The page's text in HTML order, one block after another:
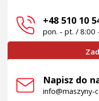
+48 510 10
pon. - pt. / 8:00
Napisz do
info@maszyny-